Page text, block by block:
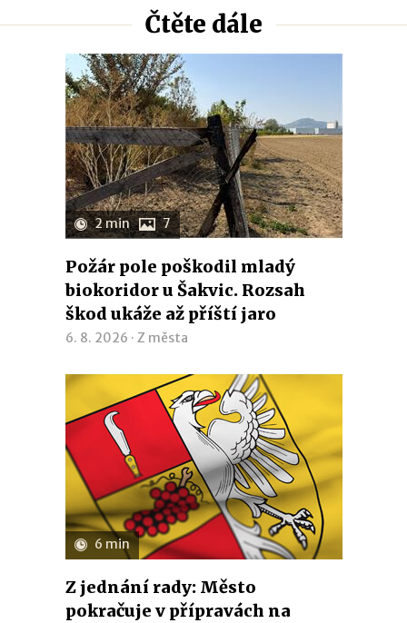
Čtěte dále
2 min 7
Požár pole poškodil mladý
biokoridor u Šakvic. Rozsah
škod ukáže až příští jaro
6. 8. 2026 · Z města
6 min
Z jednání rady: Město
pokračuje v přípravách na